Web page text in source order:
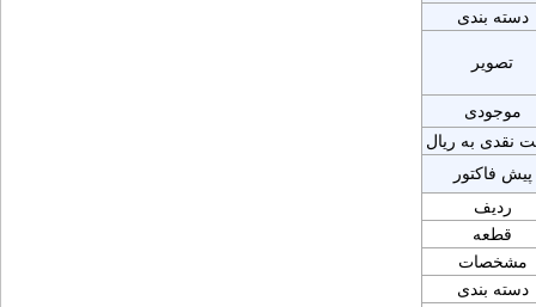
دسته بندی
تصویر
موجودی
نقدی به ریال
پیش فاکتور
ردیف
قطعه
مشخصات
دسته بندی